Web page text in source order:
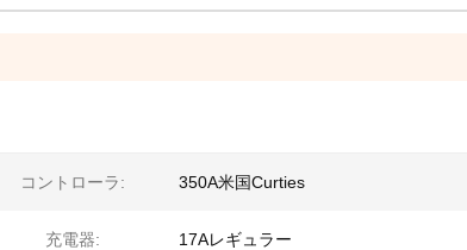
コントローラ: 350A米国Curties
充電器: 17Aレギュラー